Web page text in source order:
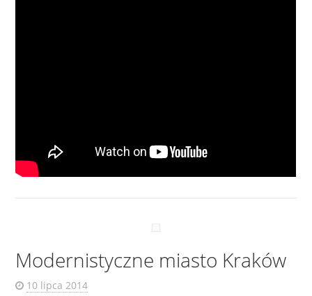
Modernistyczne miasto Kraków
10 lipca 2014